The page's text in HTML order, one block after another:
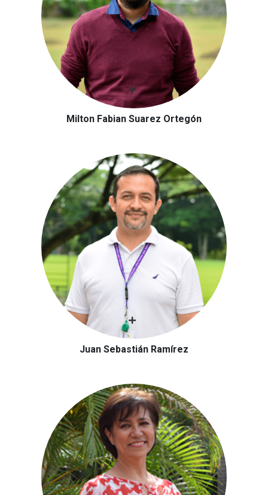
Milton Fabian Suarez Ortegón
Juan Sebastián Ramírez